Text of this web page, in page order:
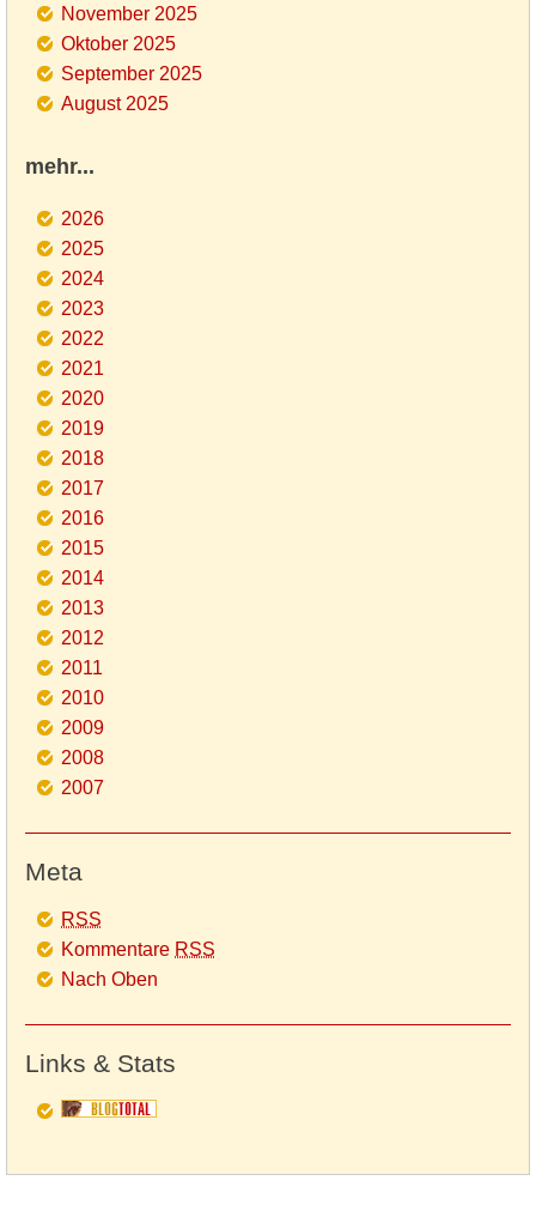
November 2025
Oktober 2025
September 2025
August 2025
mehr...
2026
2025
2024
2023
2022
2021
2020
2019
2018
2017
2016
2015
2014
2013
2012
2011
2010
2009
2008
2007
Meta
RSS
Kommentare RSS
Nach Oben
Links & Stats